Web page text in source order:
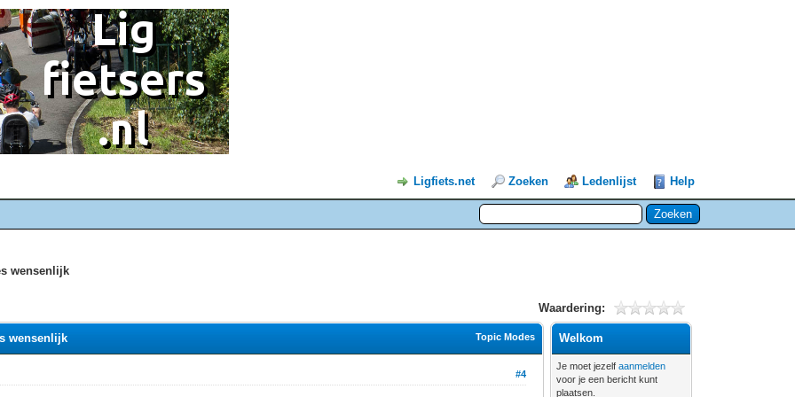
Ligfiets.net Zoeken Ledenlijst Help
wensenlijk
Waardering:
Topic Modes
wensenlijk
#4
Welkom
Je moet jezelfaanmelden
voor je een bericht kunt
plaatsen.